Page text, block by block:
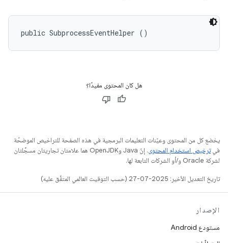
public SubprocessEventHelper ()
هل كان المحتوى مفيدًا؟
يخضع كل من المحتوى وعيّنات التعليمات البرمجية في هذه الصفحة للتراخيص الموضحّة
فيترخيص استخدام المحتوى
. إنّ Java وOpenJDK هما علامتان تجاريتان مسجَّلتان
لشركة Oracle و/أو الشركات التابعة لها.
تاريخ التعديل الأخير: 2025-07-27 (حسب التوقيت العالمي المتفَّق عليه)
الإصدار
مستودع Android